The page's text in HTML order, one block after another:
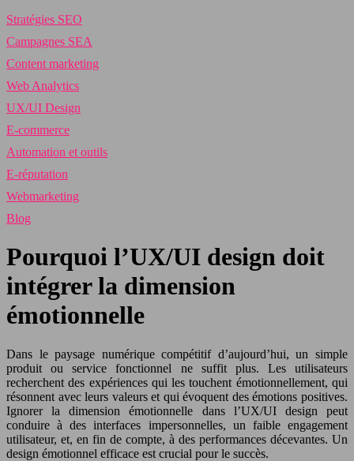
Stratégies SEO
Campagnes SEA
Content marketing
Web Analytics
UX/UI Design
E-commerce
Automation et outils
E-réputation
Webmarketing
Blog
Pourquoi l’UX/UI design doit
intégrer la dimension
émotionnelle
Dans le paysage numérique compétitif d’aujourd’hui, un simple
produit ou service fonctionnel ne suffit plus. Les utilisateurs
recherchent des expériences qui les touchent émotionnellement, qui
résonnent avec leurs valeurs et qui évoquent des émotions positives.
Ignorer la dimension émotionnelle dans l’UX/UI design peut
conduire à des interfaces impersonnelles, un faible engagement
utilisateur, et, en fin de compte, à des performances décevantes. Un
design émotionnel efficace est crucial pour le succès.